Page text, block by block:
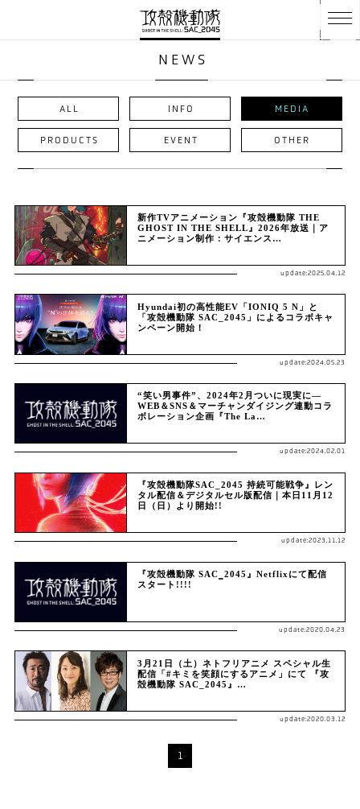
NEWS
ALL INFO MEDIA
PRODUCTS EVENT OTHER
新作TVアニメーション『攻殻機動隊 THE
GHOST IN THE SHELL』2026年放送｜ア
ニメーション制作：サイエンス…
update:2025.04.12
Hyundai初の高性能EV「IONIQ 5 N」と
「攻殻機動隊 SAC_2045」によるコラボキャ
ンペーン開始！
update:2024.05.23
“笑い男事件”、2024年2月ついに現実に—
WEB＆SNS＆マーチャンダイジング連動コラ
ボレーション企画『The La…
update:2024.02.01
『攻殻機動隊SAC_2045 持続可能戦争』レン
タル配信＆デジタルセル版配信｜本日11月12
日（日）より開始!!
update:2023.11.12
『攻殻機動隊 SAC‗2045』Netflixにて配信
スタート!!!!
update:2020.04.23
3月21日（土）ネトフリアニメ スペシャル生
配信「#キミを笑顔にするアニメ」にて 『攻
殻機動隊 SAC_2045』…
update:2020.03.12
1